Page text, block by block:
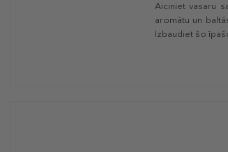
Aiciniet vasaru
aromātu un
Izbaudiet šo